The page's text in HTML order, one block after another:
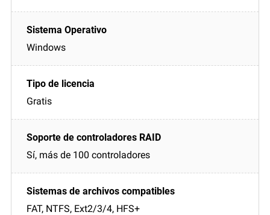
Windows
Gratis
Sí, más de 100 controladores
FAT, NTFS, Ext2/3/4, HFS+